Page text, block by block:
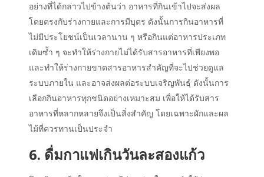
อย่างที่ได้กล่าวไปข้างต้นว่า อาหารที่กินเข้าไปจะส่งผล
โดยตรงกับร่างกายและการมีบุตร ดังนั้นการกินอาหารที่
ไม่มีประโยชน์เป็นเวลานาน ๆ หรือกินแต่อาหารประเภท
เดิมซ้ำ ๆ จะทำให้ร่างกายไม่ได้รับสารอาหารที่เพียงพอ
และทำให้ร่างกายขาดสารอาหารสำคัญที่จะไปช่วยดูแล
ระบบภายใน และอาจส่งผลต่อระบบเจริญพันธ์ุ ดังนั้นการ
เลือกกินอาหารทุกชนิดอย่างเหมาะสม เพื่อให้ได้รับสาร
อาหารที่หลากหลายจึงเป็นสิ่งสำคัญ โดยเฉพาะผักและผล
ไม้ที่ควรทานเป็นประจำ
6. ดื่มกาแฟเกินวันละสองแก้ว